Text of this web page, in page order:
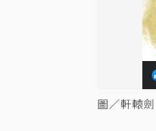
圖／軒轅